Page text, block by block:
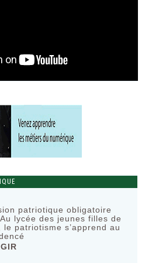
patriotique obligatoire
lycée des jeunes filles de
le patriotisme s’apprend au